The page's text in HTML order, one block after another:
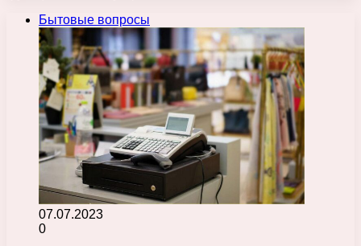
Бытовые вопросы
07.07.2023
0